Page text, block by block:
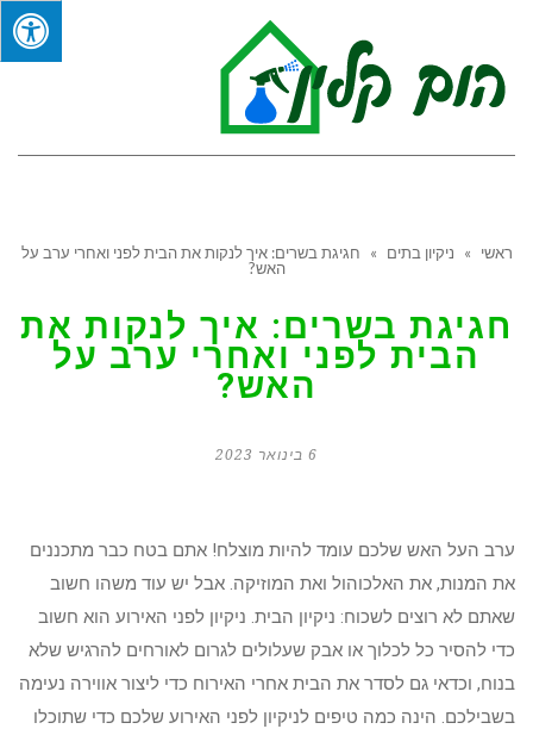
ראשי » ניקיון בתים »
חגיגת בשרים: איך לנקות את הבית לפני ואחרי ערב על
האש?
חגיגת בשרים: איך לנקות את
הבית לפני ואחרי ערב על
האש?
6 בינואר 2023
ערב העל האש שלכם עומד להיות מוצלח! אתם בטח כבר מתכננים
את המנות, את האלכוהול ואת המוזיקה. אבל יש עוד משהו חשוב
שאתם לא רוצים לשכוח: ניקיון הבית. ניקיון לפני האירוע הוא חשוב
כדי להסיר כל לכלוך או אבק שעלולים לגרום לאורחים להרגיש שלא
בנוח, וכדאי גם לסדר את הבית אחרי האירוח כדי ליצור אווירה נעימה
בשבילכם. הינה כמה טיפים לניקיון לפני האירוע שלכם כדי שתוכלו